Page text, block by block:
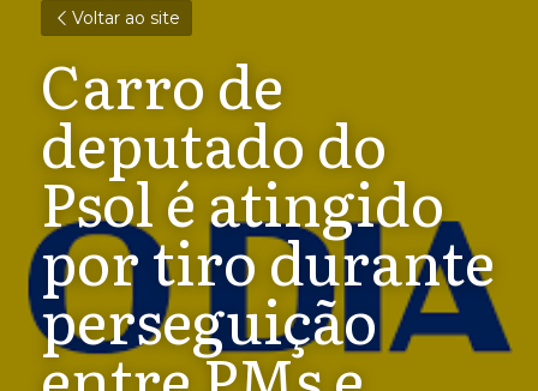
Voltar ao site
Carro de
deputado do
Psol é atingido
por tiro durante
perseguição